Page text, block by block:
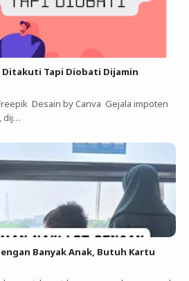
Tapi Diobati Dijamin
Desain by Canva Gejala impoten
dij…
Banyak Anak, Butuh Kartu